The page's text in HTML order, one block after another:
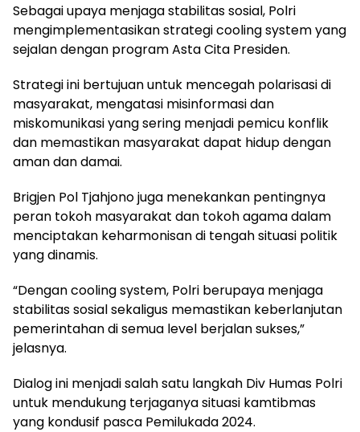
Sebagai upaya menjaga stabilitas sosial, Polri
mengimplementasikan strategi cooling system yang
sejalan dengan program Asta Cita Presiden.
Strategi ini bertujuan untuk mencegah polarisasi di
masyarakat, mengatasi misinformasi dan
miskomunikasi yang sering menjadi pemicu konflik
dan memastikan masyarakat dapat hidup dengan
aman dan damai.
Brigjen Pol Tjahjono juga menekankan pentingnya
peran tokoh masyarakat dan tokoh agama dalam
menciptakan keharmonisan di tengah situasi politik
yang dinamis.
“Dengan cooling system, Polri berupaya menjaga
stabilitas sosial sekaligus memastikan keberlanjutan
pemerintahan di semua level berjalan sukses,”
jelasnya.
Dialog ini menjadi salah satu langkah Div Humas Polri
untuk mendukung terjaganya situasi kamtibmas
yang kondusif pasca Pemilukada 2024.